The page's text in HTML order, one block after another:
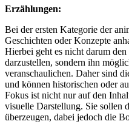
Erzählungen:
Bei der ersten Kategorie der
Geschichten oder Konzepte
Hierbei geht es nicht darum
darzustellen, sondern ihn
veranschaulichen. Daher sind
und können historischen oder
Fokus ist nicht nur auf den
visuelle Darstellung. Sie sollen
überzeugen, dabei jedoch die